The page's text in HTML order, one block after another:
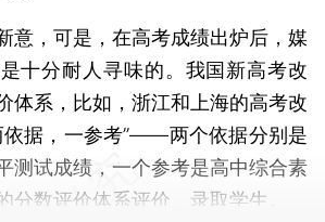
，可是，在高考成绩出炉后，媒
十分耐人寻味的。我国新高考改
体系，比如，浙江和上海的高考改
依据，一参考”——两个依据分别是
测试成绩，一个参考是高中综合素
数评价体系评价、录取学生。